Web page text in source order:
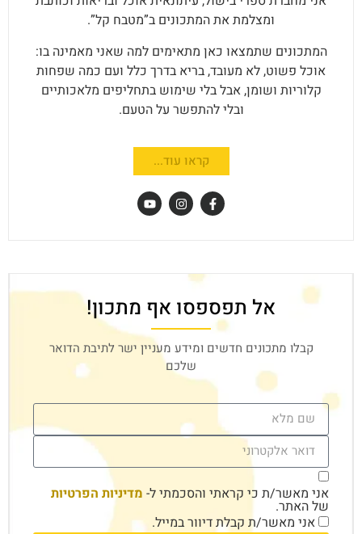
ומצלמת את המתכונים ב”מטבח קל”.
המתכונים שתמצאו כאן מתאימים למה שאני מאמינה בו:
אוכל פשוט, לא מעובד, בריא בדרך כלל ועם כמה שפחות
קלוריות ושומן, אבל בלי שימוש בתחליפים מלאכותיים
ובלי להתפשר על הטעם.
קראו עוד...
אל תפספסו אף מתכון!
קבלו מתכונים חדשים ומידע מעניין ישר לתיבת הדואר
שלכם
אני מאשר/ת כי קראתי והסכמתי ל- מדיניות הפרטיות
של האתר.
אני מאשר/ת קבלת דיוור במייל.